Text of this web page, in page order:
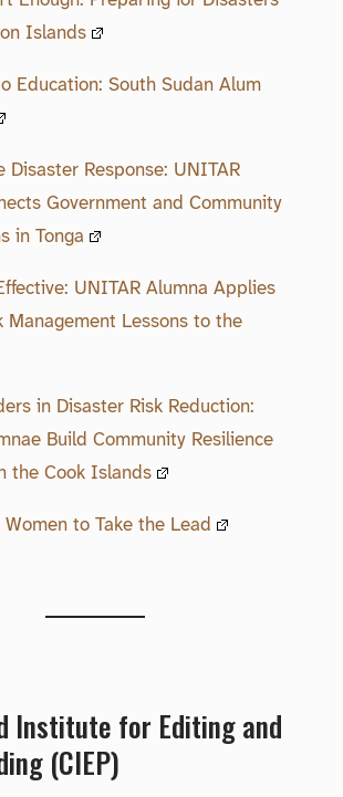
Islands
Education: South Sudan Alum
Disaster Response: UNITAR
Government and Community
in Tonga
UNITAR Alumna Applies
Management Lessons to the
in Disaster Risk Reduction:
Build Community Resilience
the Cook Islands
Women to Take the Lead
Institute for Editing and
(CIEP)